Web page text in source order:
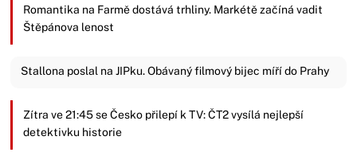
Romantika na Farmě dostává trhliny. Markétě začíná vadit
Štěpánova lenost
Stallona poslal na JIPku. Obávaný filmový bijec míří do Prahy
Zítra ve 21:45 se Česko přilepí k TV: ČT2 vysílá nejlepší
detektivku historie